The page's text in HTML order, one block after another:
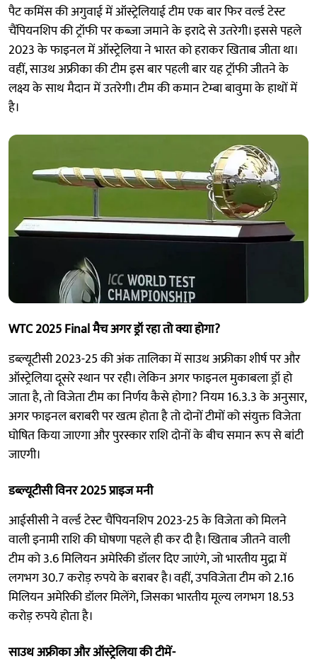
पैट कमिंस की अगुवाई में ऑस्ट्रेलियाई टीम एक बार फिर वर्ल्ड टेस्ट
चैंपियनशिप की ट्रॉफी पर कब्जा जमाने के इरादे से उतरेगी। इससे पहले
2023 के फाइनल में ऑस्ट्रेलिया ने भारत को हराकर खिताब जीता था।
वहीं, साउथ अफ्रीका की टीम इस बार पहली बार यह ट्रॉफी जीतने के
लक्ष्य के साथ मैदान में उतरेगी। टीम की कमान टेम्बा बावुमा के हाथों में
है।
WTC 2025 Final मैच अगर ड्रॉ रहा तो क्या होगा?
डब्ल्यूटीसी 2023-25 की अंक तालिका में साउथ अफ्रीका शीर्ष पर और
ऑस्ट्रेलिया दूसरे स्थान पर रही। लेकिन अगर फाइनल मुकाबला ड्रॉ हो
जाता है, तो विजेता टीम का निर्णय कैसे होगा? नियम 16.3.3 के अनुसार,
अगर फाइनल बराबरी पर खत्म होता है तो दोनों टीमों को संयुक्त विजेता
घोषित किया जाएगा और पुरस्कार राशि दोनों के बीच समान रूप से बांटी
जाएगी।
डब्ल्यूटीसी विनर 2025 प्राइज मनी
आईसीसी ने वर्ल्ड टेस्ट चैंपियनशिप 2023-25 के विजेता को मिलने
वाली इनामी राशि की घोषणा पहले ही कर दी है। खिताब जीतने वाली
टीम को 3.6 मिलियन अमेरिकी डॉलर दिए जाएंगे, जो भारतीय मुद्रा में
लगभग 30.7 करोड़ रुपये के बराबर है। वहीं, उपविजेता टीम को 2.16
मिलियन अमेरिकी डॉलर मिलेंगे, जिसका भारतीय मूल्य लगभग 18.53
करोड़ रुपये होता है।
साउथ अफ्रीका और ऑस्ट्रेलिया की टीमें-